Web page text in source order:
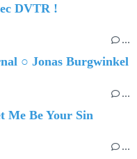
DVTR !
…
○ Jonas Burgwinkel
…
Me Be Your Sin
…